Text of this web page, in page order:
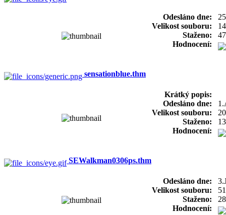
Odesláno dne:
Velikost souboru:
Staženo:
Hodnocení:
sensationblue.thm
Krátký popis:
Odesláno dne:
Velikost souboru:
Staženo:
Hodnocení:
SEWalkman0306ps.thm
Odesláno dne:
Velikost souboru:
Staženo:
Hodnocení: